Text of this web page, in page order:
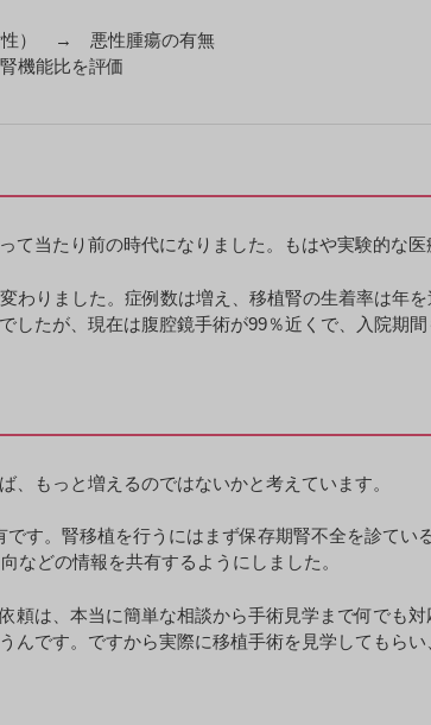
女性） → 悪性腫瘍の有無
機能比を評価
当たり前の時代になりました。もはや実験的な医
わりました。症例数は増え、移植腎の生着率は年
たが、現在は腹腔鏡手術が99％近くで、入院期
もっと増えるのではないかと考えています。
す。腎移植を行うにはまず保存期腎不全を診てい
などの情報を共有するようにしました。
頼は、本当に簡単な相談から手術見学まで何でも
です。ですから実際に移植手術を見学してもら